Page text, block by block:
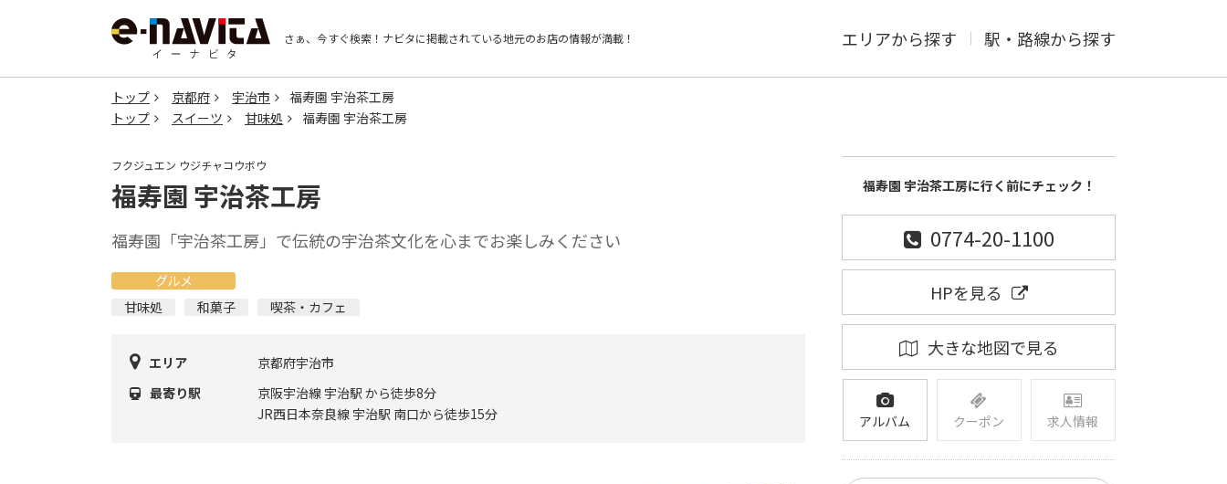
さぁ、今すぐ検索！ ナビタに掲載されている地元のお店の情報が満載！ エリアから探す 駅・路線から探す
トップ 京都府 宇治市
福寿園 宇治茶工房
トップ
スイーツ 甘味処 福寿園 宇治茶工房
フクジュエン ウジチャコウボウ
福寿園 宇治茶工房
福寿園「宇治茶工房」で伝統の宇治茶文化を心までお楽しみください
グルメ
甘味処
和菓子 喫茶・カフェ
エリア
京都府宇治市
最寄り駅
京阪宇治線 宇治駅 から徒歩8分
JR西日本奈良線 宇治駅 南口から徒歩15分
福寿園 宇治茶工房に行く前にチェック！
0774-20-1100
HPを見る
大きな地図で見る
アルバム クーポン 求人情報